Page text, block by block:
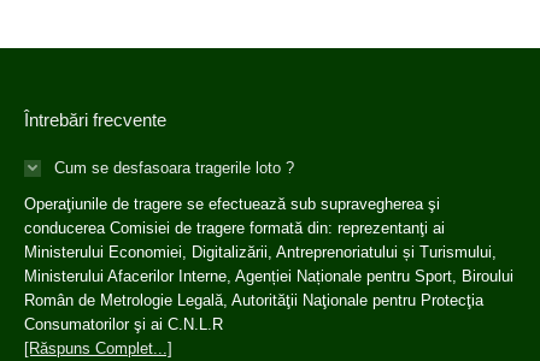
Întrebări frecvente
Cum se desfasoara tragerile loto ?
Operaţiunile de tragere se efectuează sub supravegherea şi
conducerea Comisiei de tragere formată din: reprezentanţi ai
Ministerului Economiei, Digitalizării, Antreprenoriatului și Turismului,
Ministerului Afacerilor Interne, Agenției Naționale pentru Sport, Biroului
Român de Metrologie Legală, Autorităţii Naţionale pentru Protecţia
Consumatorilor şi ai C.N.L.R
[Răspuns Complet...]